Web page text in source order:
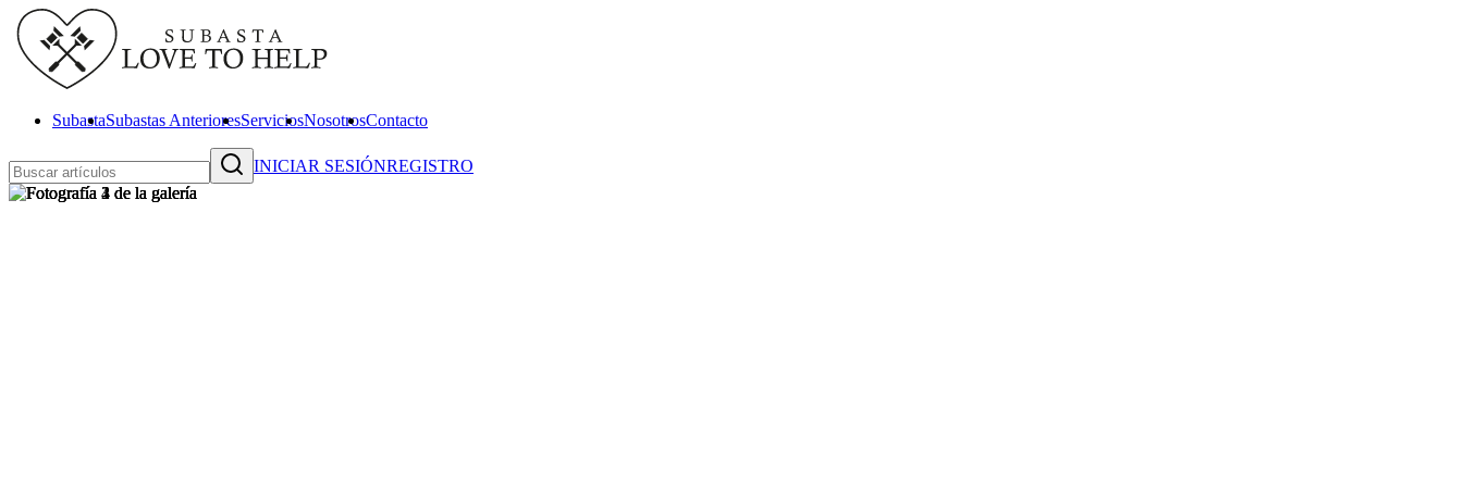
SubastaSubastas AnterioresServiciosNosotrosContacto
INICIAR SESIÓNREGISTRO